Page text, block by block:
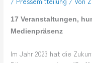
17 Veranstaltungen,
Medienpräsenz
Im Jahr 2023 hat die